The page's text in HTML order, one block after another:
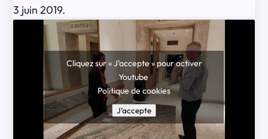
3 juin 2019.
Cliquez sur « J’accepte » pour activer
Youtube
Politique de cookies
J’accepte